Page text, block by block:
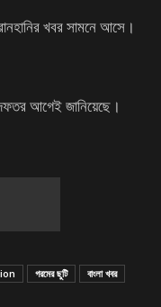
খবর সামনে আসে।
দফতর আগেই জানিয়েছে।
গরমের ছুটি বাংলা খবর